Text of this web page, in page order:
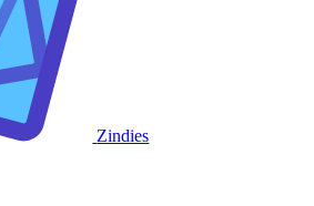
Zindies